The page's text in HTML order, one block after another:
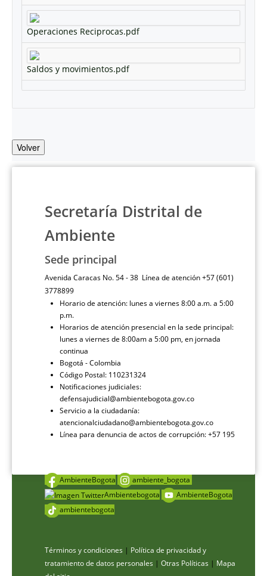
Operaciones Reciprocas.pdf
Saldos y movimientos.pdf
Volver
Secretaría Distrital de
Ambiente
Sede principal
Avenida Caracas No. 54 - 38 Línea de atención +57 (601)
3778899
Horario de atención: lunes a viernes 8:00 a.m. a 5:00
p.m.
Horarios de atención presencial en la sede principal:
lunes a viernes de 8:00am a 5:00 pm, en jornada
continua
Bogotá - Colombia
Código Postal: 110231324
Notificaciones judiciales:
defensajudicial@ambientebogota.gov.co
Servicio a la ciudadanía:
atencionalciudadano@ambientebogota.gov.co
Línea para denuncia de actos de corrupción: +57 195
AmbienteBogota
ambiente_bogota
Ambientebogota
AmbienteBogota
ambientebogota
Términos y condiciones | Política de privacidad y
tratamiento de datos personales | Otras Políticas | Mapa